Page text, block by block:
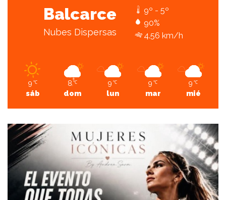
Balcarce
Nubes Dispersas
9º - 5º
90%
4.56 km/h
9 ℃
sáb
8 ℃
dom
9 ℃
lun
9 ℃
mar
9 ℃
mié